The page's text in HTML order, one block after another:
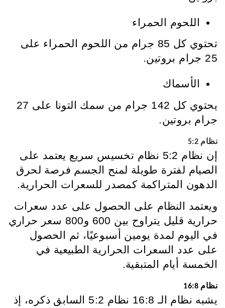
اللحوم الحمراء
تحتوي كل 85 جرام من اللحوم الحمراء على
25 جرام بروتين.
الأسماك
يحتوي كل 142 جرام من سمك التونا على 27
جرام بروتين.
نظام 5:2
إن نظام 5:2 نظام تخسيس سريع يعتمد على
الصيام لفترة طويلة لمنح الجسم فرصة لحرق
الدهون المتراكمة كمصدر للسعرات الحرارية.
ويعتمد النظام على الحصول على عدد سعرات
حرارية قليل يتراوح بين 600 و800 سعر حراري
في اليوم لمدة يومين أسبوعيًا، ثم الحصول
على عدد السعرات الحرارية الطبيعية في
الخمسة أيام المتبقية.
نظام 16:8
يشبه نظام الـ 16:8 نظام 5:2 السابق ذكره، إذ